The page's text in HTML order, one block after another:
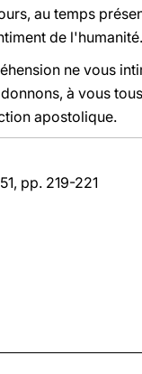
au temps
de l'humanité.
ne vous
à vous
apostolique.
pp. 219-221